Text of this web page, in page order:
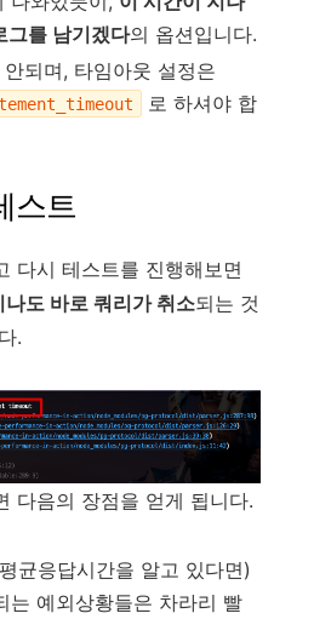
그를 남기겠다의 옵션입니다.
되며, 타임아웃 설정은
로 하셔야 합
스트
다시 테스트를 진행해보면
나도 바로 쿼리가 취소되는 것
.
다음의 장점을 얻게 됩니다.
균응답시간을 알고 있다면)
는 예외상황들은 차라리 빨